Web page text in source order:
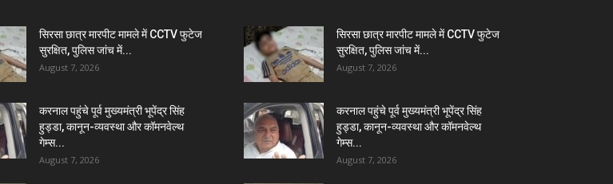
सिरसा छात्र मारपीट मामले में CCTV फुटेज
सुरक्षित, पुलिस जांच में...
August 7, 2026
करनाल पहुंचे पूर्व मुख्यमंत्री भूपेंद्र सिंह
हुड्डा, कानून-व्यवस्था और कॉमनवेल्थ
गेम्स...
August 7, 2026
सिरसा छात्र मारपीट मामले में CCTV फुटेज
सुरक्षित, पुलिस जांच में...
August 7, 2026
करनाल पहुंचे पूर्व मुख्यमंत्री भूपेंद्र सिंह
हुड्डा, कानून-व्यवस्था और कॉमनवेल्थ
गेम्स...
August 7, 2026